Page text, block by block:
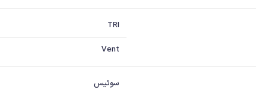
TRI
Vent
سوئیس